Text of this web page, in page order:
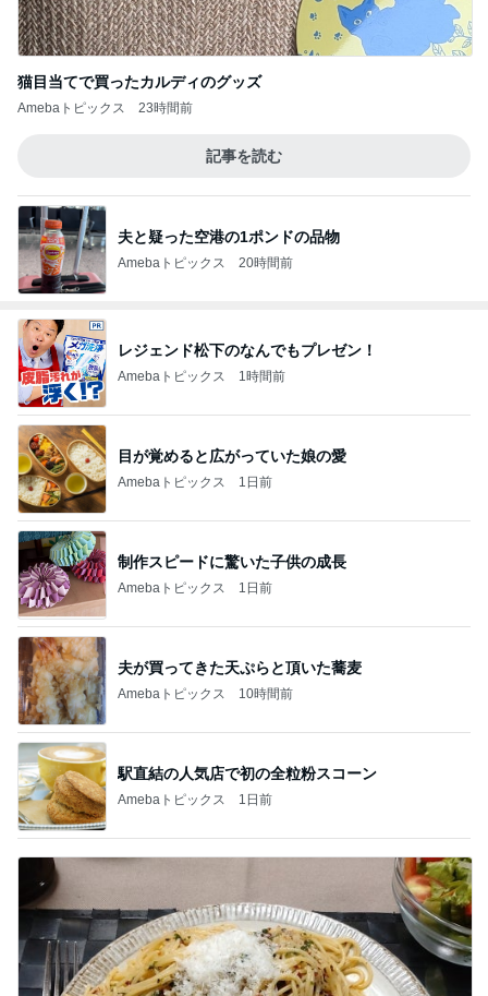
猫目当てで買ったカルディのグッズ
Amebaトピックス 23時間前
記事を読む
夫と疑った空港の1ポンドの品物
Amebaトピックス 20時間前
レジェンド松下のなんでもプレゼン！
Amebaトピックス 1時間前
目が覚めると広がっていた娘の愛
Amebaトピックス 1日前
制作スピードに驚いた子供の成長
Amebaトピックス 1日前
夫が買ってきた天ぷらと頂いた蕎麦
Amebaトピックス 10時間前
駅直結の人気店で初の全粒粉スコーン
Amebaトピックス 1日前